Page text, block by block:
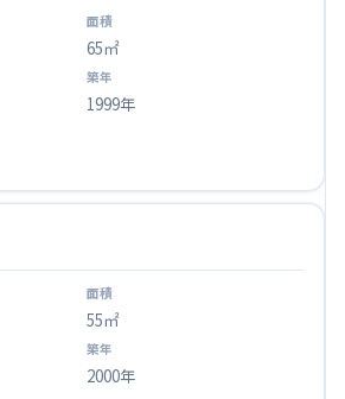
65㎡
1999年
55㎡
2000年